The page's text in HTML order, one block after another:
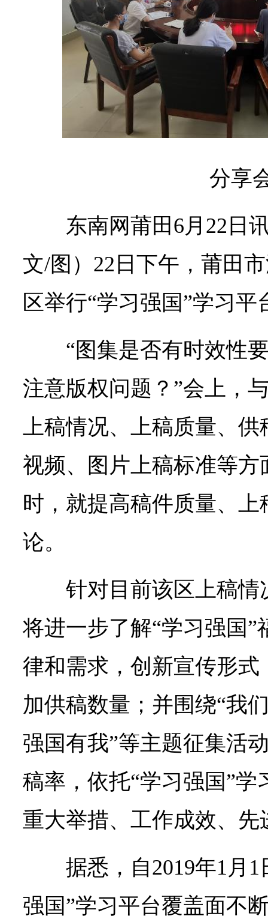
分享
东南网莆田6月22日
文/图）22日下午，莆田
区举行“学习强国”学习
“图集是否有时效性
注意版权问题？”会上，
上稿情况、上稿质量、
视频、图片上稿标准等
时，就提高稿件质量、
论。
针对目前该区上稿
将进一步了解“学习强国
律和需求，创新宣传形
加供稿数量；并围绕“我
强国有我”等主题征集活
稿率，依托“学习强国”
重大举措、工作成效、先
据悉，自2019年1月
强国”学习平台覆盖面不